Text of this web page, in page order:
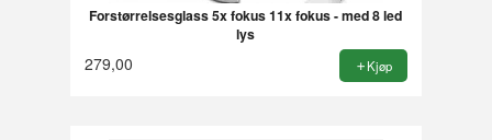
Forstørrelsesglass 5x fokus 11x fokus - med 8 led
lys
279,00 Kjøp